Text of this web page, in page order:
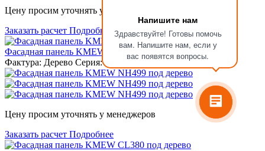
Напишите нам
Здравствуйте! Готовы помочь
вам. Напишите нам, если у
вас появятся вопросы.
Цену просим уточнять у менеджеров
Заказать расчет Подробнее
Фасадная панель KMEW NH499 под дерево
Фактура: Дерево Серия: Размер: 16 x 455 x 3030
Цену просим уточнять у менеджеров
Заказать расчет Подробнее